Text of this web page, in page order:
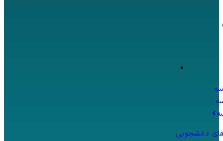
دانشجویی